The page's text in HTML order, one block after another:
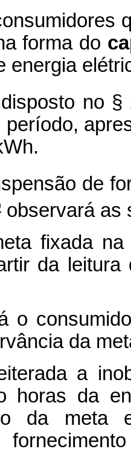
forma do
energia
no §
período,
de
observará as
na
da
da
a
horas da
da